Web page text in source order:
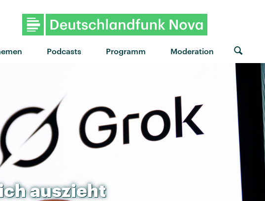
Podcasts Programm Moderation
"Dai Dai" von Shakira x Burna Boy · "Dai Dai"
auszieht